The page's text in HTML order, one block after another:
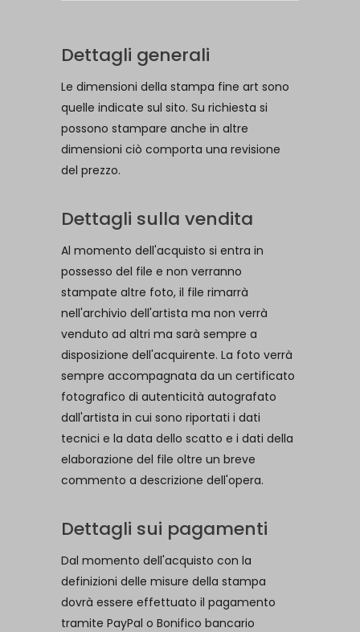
Dettagli generali
Le dimensioni della stampa fine art sono
quelle indicate sul sito. Su richiesta si
possono stampare anche in altre
dimensioni ciò comporta una revisione
del prezzo.
Dettagli sulla vendita
Al momento dell'acquisto si entra in
possesso del file e non verranno
stampate altre foto, il file rimarrà
nell'archivio dell'artista ma non verrà
venduto ad altri ma sarà sempre a
disposizione dell'acquirente. La foto verrà
sempre accompagnata da un certificato
fotografico di autenticità autografato
dall'artista in cui sono riportati i dati
tecnici e la data dello scatto e i dati della
elaborazione del file oltre un breve
commento a descrizione dell'opera.
Dettagli sui pagamenti
Dal momento dell'acquisto con la
definizioni delle misure della stampa
dovrà essere effettuato il pagamento
tramite PayPal o Bonifico bancario